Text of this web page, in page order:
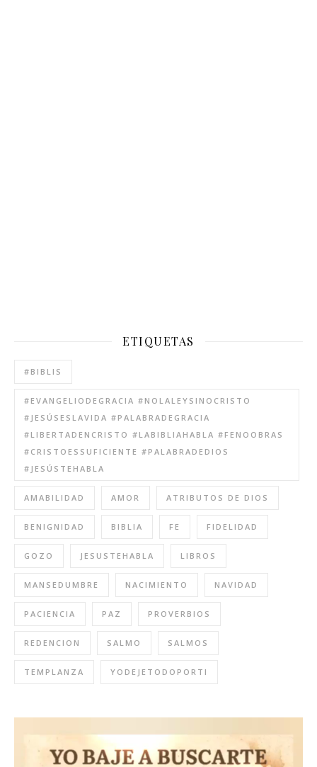
ETIQUETAS
#BIBLIS
#EVANGELIODEGRACIA #NOLALEYSINOCRISTO
#JESÚSESLAVIDA #PALABRADEGRACIA
#LIBERTADENCRISTO #LABIBLIAHABLA #FENOOBRAS
#CRISTOESSUFICIENTE #PALABRADEDIOS
#JESÚSTEHABLA
AMABILIDAD AMOR ATRIBUTOS DE DIOS
BENIGNIDAD BIBLIA FE FIDELIDAD
GOZO JESUSTEHABLA LIBROS
MANSEDUMBRE NACIMIENTO NAVIDAD
PACIENCIA PAZ PROVERBIOS
REDENCION SALMO SALMOS
TEMPLANZA YODEJETODOPORTI